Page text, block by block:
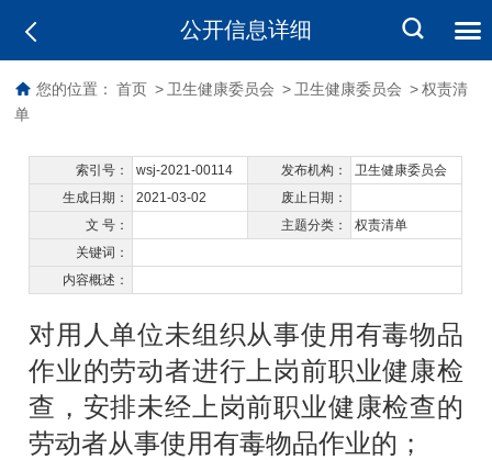
公开信息详细
您的位置： 首页 > 卫生健康委员会 > 卫生健康委员会 > 权责清
单
索引号： wsj-2021-00114 发布机构：
卫生健康委员会
生成日期：
2021-03-02
废止日期：
文 号：
主题分类：
权责清单
关键词：
内容概述：
对用人单位未组织从事使用有毒物品
作业的劳动者进行上岗前职业健康检
查，安排未经上岗前职业健康检查的
劳动者从事使用有毒物品作业的；